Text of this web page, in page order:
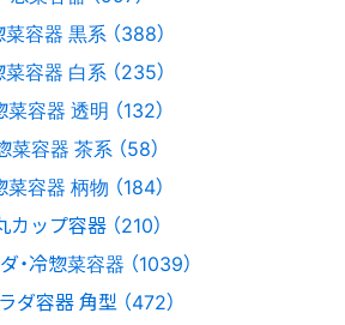
菜容器 黒系 （388）
菜容器 白系 （235）
菜容器 透明 （132）
菜容器 茶系 （58）
菜容器 柄物 （184）
カップ容器 （210）
・冷惣菜容器 （1039）
ダ容器 角型 （472）